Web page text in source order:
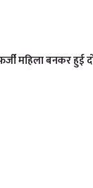
महिला बनकर हुई